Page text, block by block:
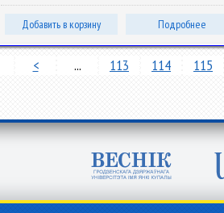
Добавить в корзину Подробнее
< ... 113 114 115